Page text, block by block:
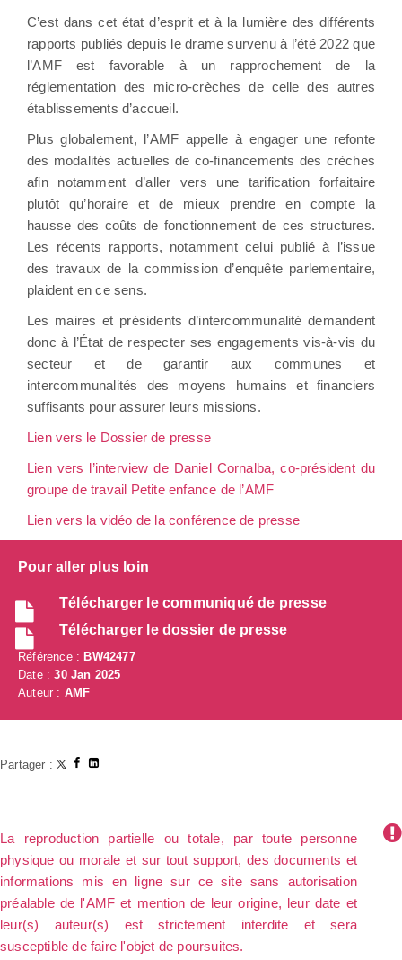
C’est dans cet état d’esprit et à la lumière des différents
rapports publiés depuis le drame survenu à l’été 2022 que
l’AMF est favorable à un rapprochement de la
réglementation des micro-crèches de celle des autres
établissements d’accueil.
Plus globalement, l’AMF appelle à engager une refonte
des modalités actuelles de co-financements des crèches
afin notamment d’aller vers une tarification forfaitaire
plutôt qu’horaire et de mieux prendre en compte la
hausse des coûts de fonctionnement de ces structures.
Les récents rapports, notamment celui publié à l’issue
des travaux de la commission d’enquête parlementaire,
plaident en ce sens.
Les maires et présidents d’intercommunalité demandent
donc à l’État de respecter ses engagements vis-à-vis du
secteur et de garantir aux communes et
intercommunalités des moyens humains et financiers
suffisants pour assurer leurs missions.
Lien vers le Dossier de presse
Lien vers l’interview de Daniel Cornalba, co-président du
groupe de travail Petite enfance de l’AMF
Lien vers la vidéo de la conférence de presse
Pour aller plus loin
Télécharger le communiqué de presse
Télécharger le dossier de presse
Référence :BW42477
Date :30 Jan 2025
Auteur : AMF
Partager :
La reproduction partielle ou totale, par toute personne
physique ou morale et sur tout support, des documents et
informations mis en ligne sur ce site sans autorisation
préalable de l'AMF et mention de leur origine, leur date et
leur(s) auteur(s) est strictement interdite et sera
susceptible de faire l'objet de poursuites.